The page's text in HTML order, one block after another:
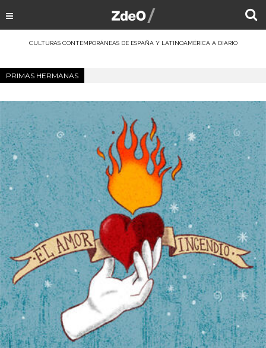
CULTURAS CONTEMPORÁNEAS DE ESPAÑA Y LATINOAMÉRICA A DIARIO
PRIMAS HERMANAS